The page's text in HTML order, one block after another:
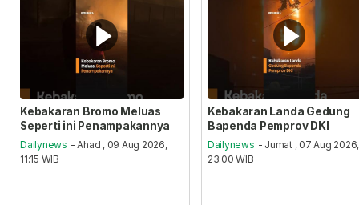
Kebakaran Bromo Meluas
Seperti ini Penampakannya
Dailynews - Ahad , 09 Aug 2026,
11:15 WIB
Kebakaran Landa Gedung
Bapenda Pemprov DKI
Dailynews - Jumat , 07 Aug 2026,
23:00 WIB